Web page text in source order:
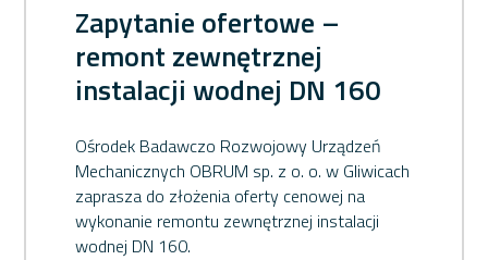
Zapytanie ofertowe –
remont zewnętrznej
instalacji wodnej DN 160
Ośrodek Badawczo Rozwojowy Urządzeń
Mechanicznych OBRUM sp. z o. o. w Gliwicach
zaprasza do złożenia oferty cenowej na
wykonanie remontu zewnętrznej instalacji
wodnej DN 160.